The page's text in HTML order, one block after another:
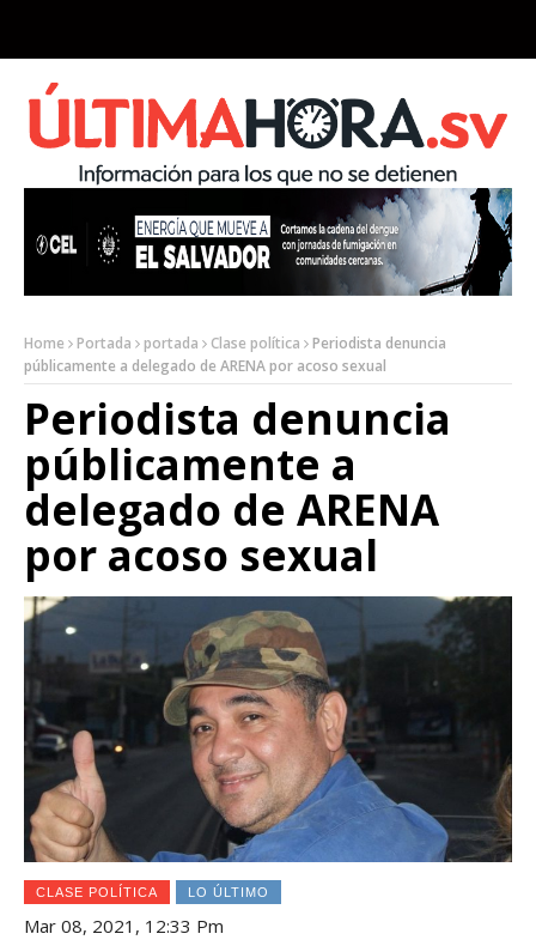
Home Portada portada Clase política
Periodista denuncia
públicamente a delegado de ARENA por acoso sexual
Periodista denuncia
públicamente a
delegado de ARENA
por acoso sexual
CLASE POLÍTICA LO ÚLTIMO
Mar 08, 2021, 12:33 Pm